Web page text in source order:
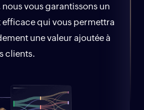
vous garantissons un
qui vous permettra
une valeur ajoutée à
clients.